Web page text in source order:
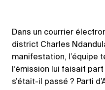
Dans un courrier
district Charles
manifestation, l’équipe
l’émission lui faisait part
s’était-il passé ? Parti